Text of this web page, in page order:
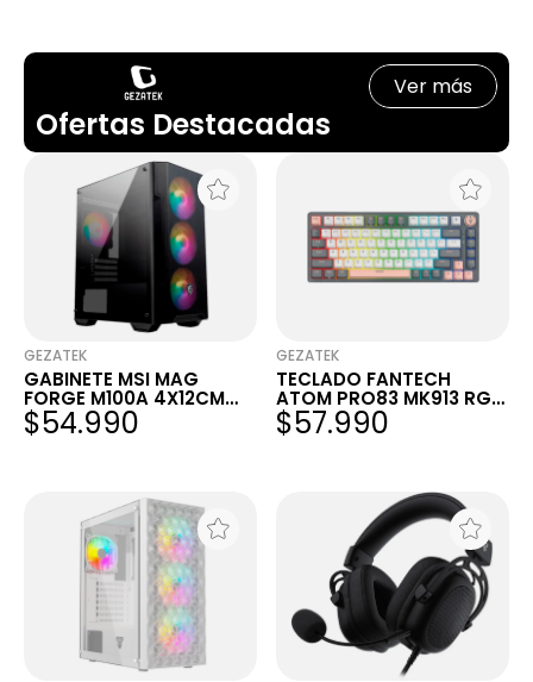
Ofertas Destacadas
Ver más
GEZATEK
GABINETE MSI MAG
FORGE M100A 4X12CM
RGB
$54.990
GEZATEK
TECLADO FANTECH
ATOM PRO83 MK913 RGB
SATURN GREY WIRELESS
MECÁNICO 75% SWITCH
$57.990